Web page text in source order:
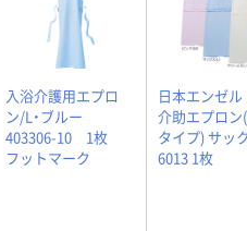
入浴介護用エプロ
ン/L・ブルー
403306-10 1枚
フットマーク
日本エンゼル
介助エプロン
タイプ) サッ
6013 1枚